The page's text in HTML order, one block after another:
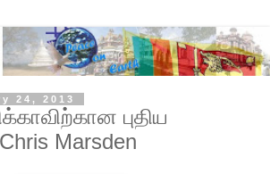
24, 2013
புதிய
Marsden